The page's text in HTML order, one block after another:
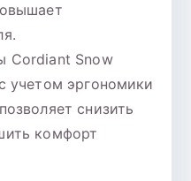
Cordiant Snow
учетом эргономики
снизить
комфорт